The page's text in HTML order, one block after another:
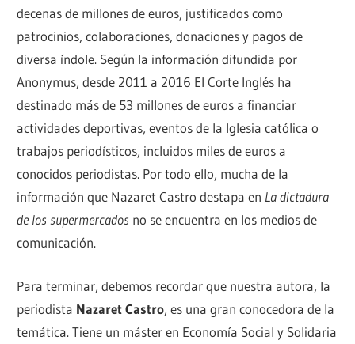
decenas de millones de euros, justificados como
patrocinios, colaboraciones, donaciones y pagos de
diversa índole. Según la información difundida por
Anonymus, desde 2011 a 2016 El Corte Inglés ha
destinado más de 53 millones de euros a financiar
actividades deportivas, eventos de la Iglesia católica o
trabajos periodísticos, incluidos miles de euros a
conocidos periodistas. Por todo ello, mucha de la
información que Nazaret Castro destapa en La dictadura
de los supermercados no se encuentra en los medios de
comunicación.
Para terminar, debemos recordar que nuestra autora, la
periodista Nazaret Castro, es una gran conocedora de la
temática. Tiene un máster en Economía Social y Solidaria